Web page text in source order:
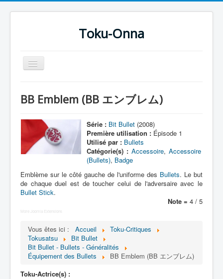
Toku-Onna
Basculer
la
Toku-Actrices
Toku-Critiques
Séries
Films
COSAA
Dessins
Bit Bullet (ビット バレット)
BB Emblem (BB エンブレム)
Série : Bit Bullet (2008)
Première utilisation : Épisode 1
Utilisé par : Bullets
Catégorie(s) : Accessoire,Accessoire
(Bullets), Badge
Emblème sur le côté gauche de l'uniforme des Bullets. Le but
de chaque duel est de toucher celui de l'adversaire avec le
Bullet Stick.
Note = 4 / 5
More Joomla Extensions
Vous êtes ici : Accueil
Toku-Critiques
Tokusatsu
Bit Bullet
Bit Bullet - Bullets - Généralités
Équipement des Bullets
BB Emblem (BB エンブレム)
Toku-Actrice(s) :